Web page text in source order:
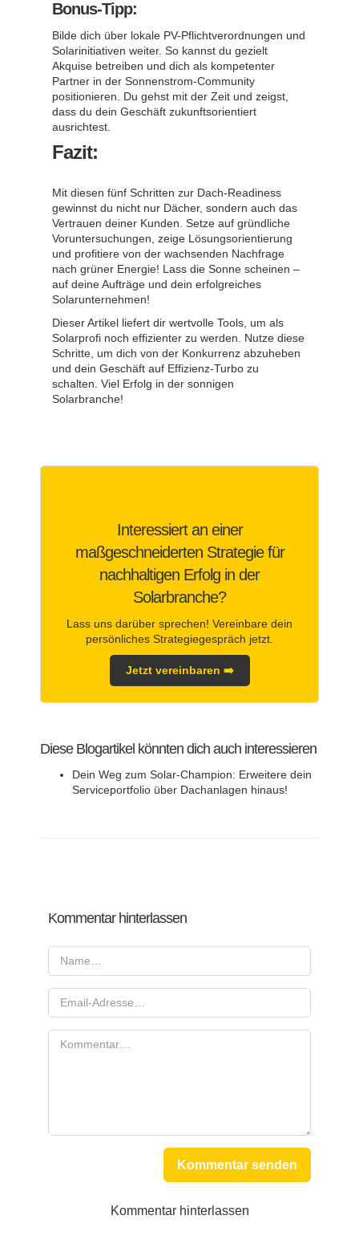
Bonus-Tipp:
Bilde dich über lokale PV-Pflichtverordnungen und
Solarinitiativen weiter. So kannst du gezielt
Akquise betreiben und dich als kompetenter
Partner in der Sonnenstrom-Community
positionieren. Du gehst mit der Zeit und zeigst,
dass du dein Geschäft zukunftsorientiert
ausrichtest.
Fazit:
Mit diesen fünf Schritten zur Dach-Readiness
gewinnst du nicht nur Dächer, sondern auch das
Vertrauen deiner Kunden. Setze auf gründliche
Voruntersuchungen, zeige Lösungsorientierung
und profitiere von der wachsenden Nachfrage
nach grüner Energie! Lass die Sonne scheinen –
auf deine Aufträge und dein erfolgreiches
Solarunternehmen!
Dieser Artikel liefert dir wertvolle Tools, um als
Solarprofi noch effizienter zu werden. Nutze diese
Schritte, um dich von der Konkurrenz abzuheben
und dein Geschäft auf Effizienz-Turbo zu
schalten. Viel Erfolg in der sonnigen
Solarbranche!
Interessiert an einer
maßgeschneiderten Strategie für
nachhaltigen Erfolg in der
Solarbranche?
Lass uns darüber sprechen! Vereinbare dein
persönliches Strategiegespräch jetzt.
Jetzt vereinbaren ➡️
Diese Blogartikel könnten dich auch interessieren
Dein Weg zum Solar-Champion: Erweitere dein
Serviceportfolio über Dachanlagen hinaus!
Kommentar hinterlassen
Kommentar senden
Kommentar hinterlassen